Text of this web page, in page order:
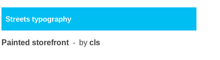
Streets typography
Painted storefront - bycls